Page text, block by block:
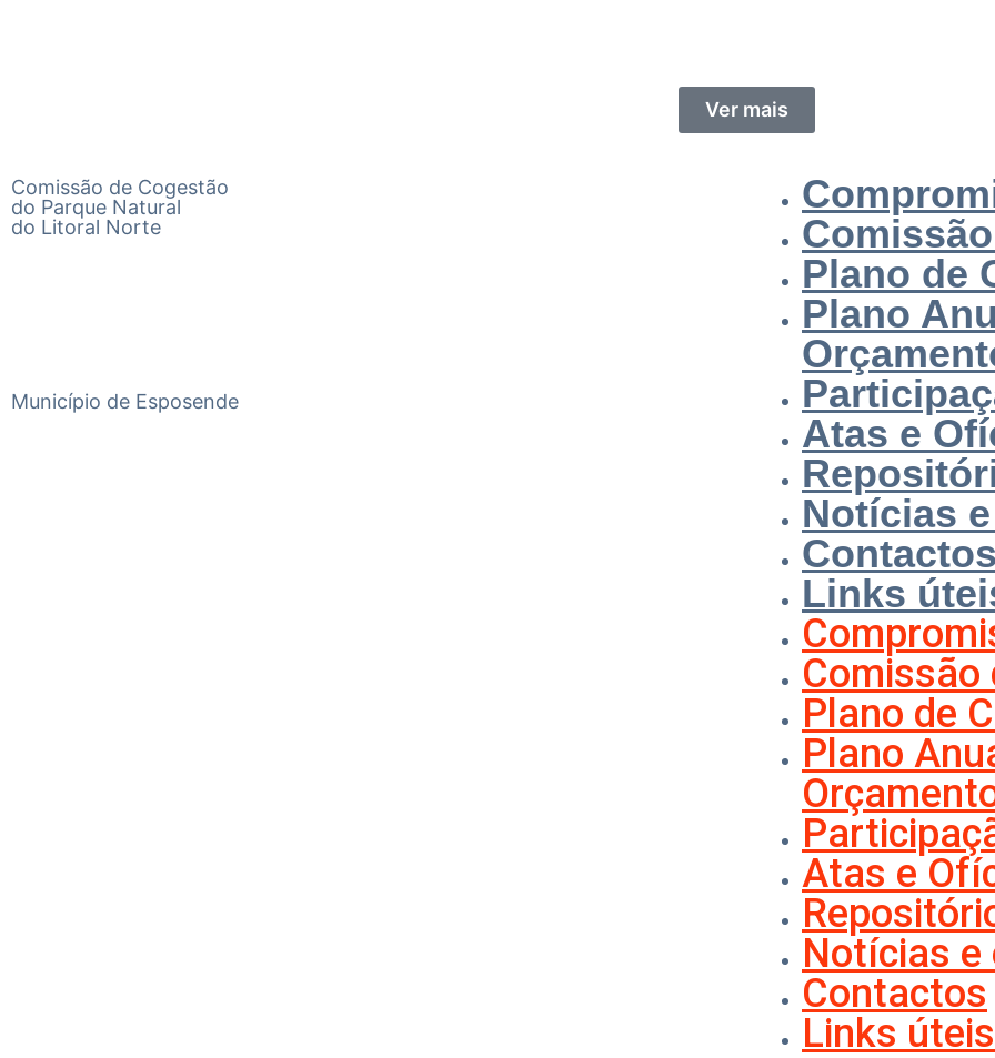
Ver mais
Comissão de Cogestão
do Parque Natural
do Litoral Norte
Município de Esposende
Plano de
Plano
Atas e
Notícias
Contactos
Links
Comissão
Plano de
Plano
Atas e
Notícias e
Contactos
Links úteis